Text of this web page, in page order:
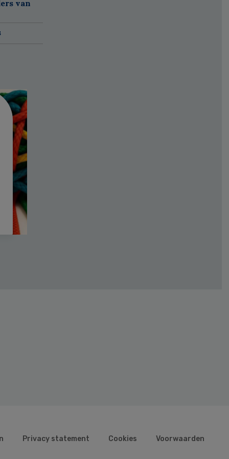
van
Privacy statement Cookies Voorwaarden